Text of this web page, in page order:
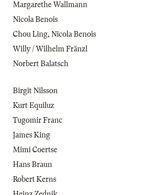
Margarethe Wallmann
Nicola Benois
Chou Ling,Nicola Benois
Willy / Wilhelm Fränzl
Norbert Balatsch
Birgit Nilsson
Kurt Equiluz
Tugomir Franc
James King
Mimi Coertse
Hans Braun
Robert Kerns